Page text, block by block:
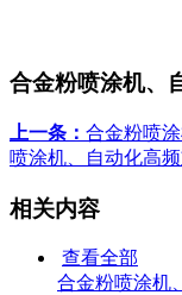
合金粉喷涂机、
上一条： 合金粉喷
喷涂机、自动化高
相关内容
查看全部
合金粉喷涂机